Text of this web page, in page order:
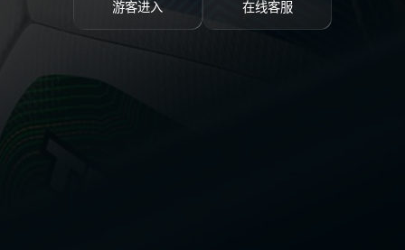
游客进入 在线客服